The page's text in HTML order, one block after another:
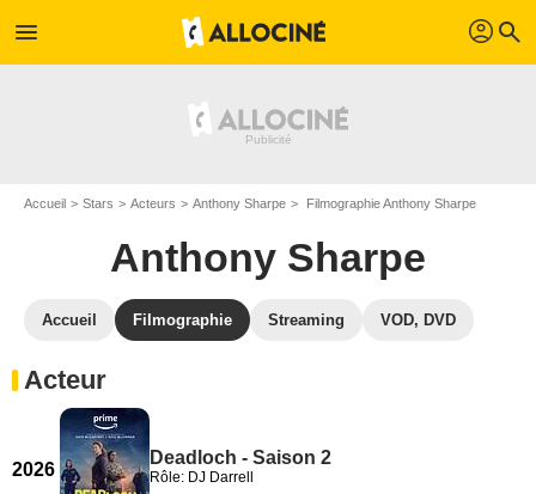
menu profil search
Accueil Stars Acteurs Anthony Sharpe Filmographie Anthony Sharpe
Anthony Sharpe
Accueil Filmographie Streaming VOD, DVD
Acteur
2026
Deadloch - Saison 2
Rôle: DJ Darrell